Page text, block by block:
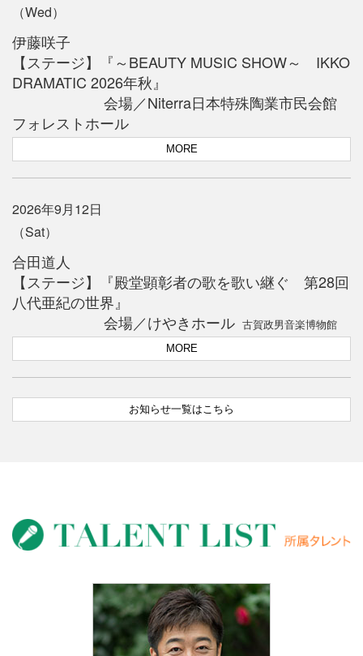
（Wed）
伊藤咲子
【ステージ】『～BEAUTY MUSIC SHOW～ IKKO
DRAMATIC 2026年秋』
会場／Niterra日本特殊陶業市民会館
フォレストホール
MORE
2026年9月12日
（Sat）
合田道人
【ステージ】『殿堂顕彰者の歌を歌い継ぐ 第28回
八代亜紀の世界』
会場／けやきホール 古賀政男音楽博物館
MORE
お知らせ一覧はこちら